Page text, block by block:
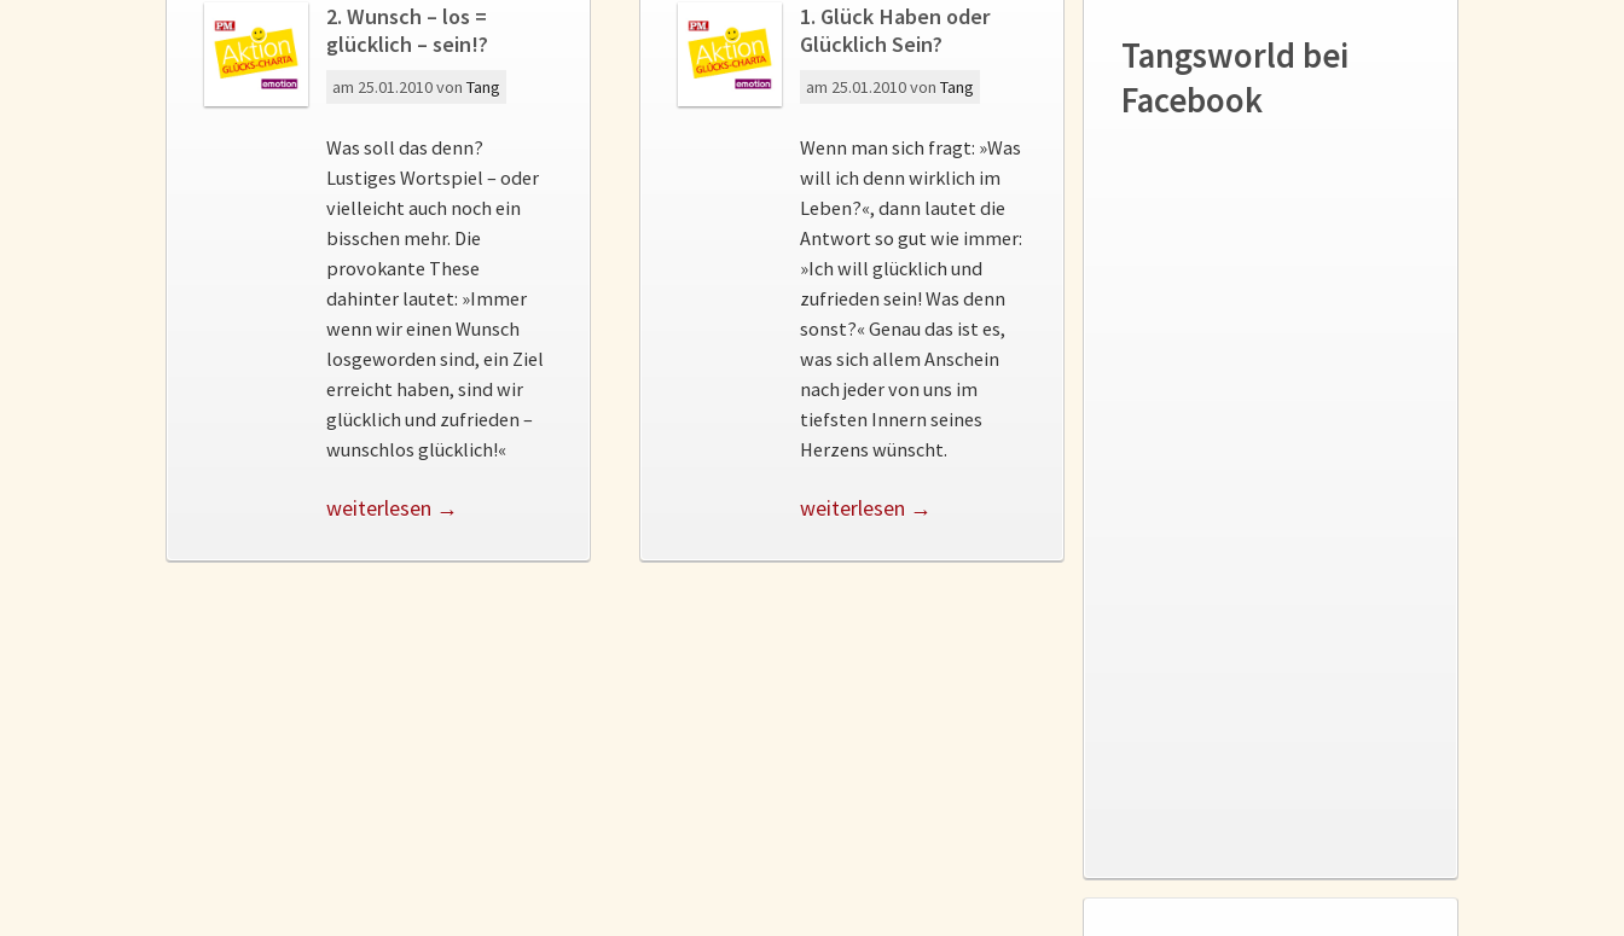
2. Wunsch – los =
glücklich – sein!?
am 25.01.2010vonTang
Was soll das denn?
Lustiges Wortspiel – oder
vielleicht auch noch ein
bisschen mehr. Die
provokante These
dahinter lautet: »Immer
wenn wir einen Wunsch
losgeworden sind, ein Ziel
erreicht haben, sind wir
glücklich und zufrieden –
wunschlos glücklich!«
weiterlesen →
1. Glück Haben oder
Glücklich Sein?
am 25.01.2010vonTang
Wenn man sich fragt: »Was
will ich denn wirklich im
Leben?«, dann lautet die
Antwort so gut wie immer:
»Ich will glücklich und
zufrieden sein! Was denn
sonst?« Genau das ist es,
was sich allem Anschein
nach jeder von uns im
tiefsten Innern seines
Herzens wünscht.
weiterlesen →
Tangsworld bei
Facebook